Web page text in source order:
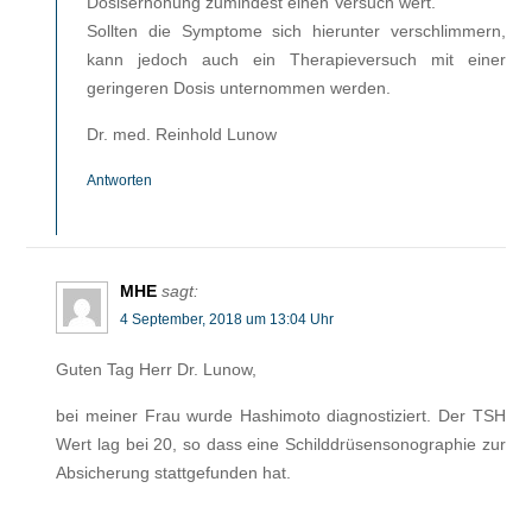
Sollten die Symptome sich hierunter verschlimmern,
kann jedoch auch ein Therapieversuch mit einer
geringeren Dosis unternommen werden.
Dr. med. Reinhold Lunow
Antworten
MHE sagt:
4 September, 2018 um 13:04 Uhr
Guten Tag Herr Dr. Lunow,
bei meiner Frau wurde Hashimoto diagnostiziert. Der TSH
Wert lag bei 20, so dass eine Schilddrüsensonographie zur
Absicherung stattgefunden hat.